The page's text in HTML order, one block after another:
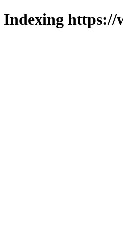
Indexing https://